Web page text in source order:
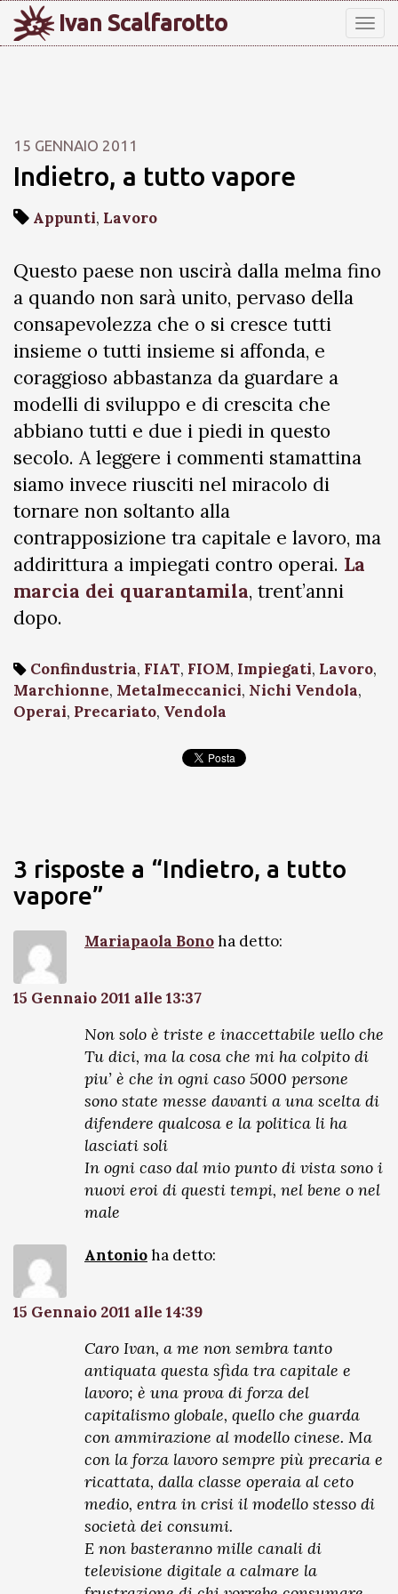
Ivan Scalfarotto
15 GENNAIO 2011
Indietro, a tutto vapore
Appunti, Lavoro
Questo paese non uscirà dalla melma fino
a quando non sarà unito, pervaso della
consapevolezza che o si cresce tutti
insieme o tutti insieme si affonda, e
coraggioso abbastanza da guardare a
modelli di sviluppo e di crescita che
abbiano tutti e due i piedi in questo
secolo. A leggere i commenti stamattina
siamo invece riusciti nel miracolo di
tornare non soltanto alla
contrapposizione tra capitale e lavoro, ma
addirittura a impiegati contro operai. La
marcia dei quarantamila, trent’anni
dopo.
Confindustria, FIAT, FIOM, Impiegati, Lavoro,
Marchionne, Metalmeccanici, Nichi Vendola,
Operai, Precariato, Vendola
3 risposte a “Indietro, a tutto
vapore”
Mariapaola Bonoha detto:
15 Gennaio 2011 alle 13:37
Non solo è triste e inaccettabile uello che
Tu dici, ma la cosa che mi ha colpito di
piu’ è che in ogni caso 5000 persone
sono state messe davanti a una scelta di
difendere qualcosa e la politica li ha
lasciati soli
In ogni caso dal mio punto di vista sono i
nuovi eroi di questi tempi, nel bene o nel
male
Antonioha detto:
15 Gennaio 2011 alle 14:39
Caro Ivan, a me non sembra tanto
antiquata questa sfida tra capitale e
lavoro; è una prova di forza del
capitalismo globale, quello che guarda
con ammirazione al modello cinese. Ma
con la forza lavoro sempre più precaria e
ricattata, dalla classe operaia al ceto
medio, entra in crisi il modello stesso di
società dei consumi.
E non basteranno mille canali di
televisione digitale a calmare la